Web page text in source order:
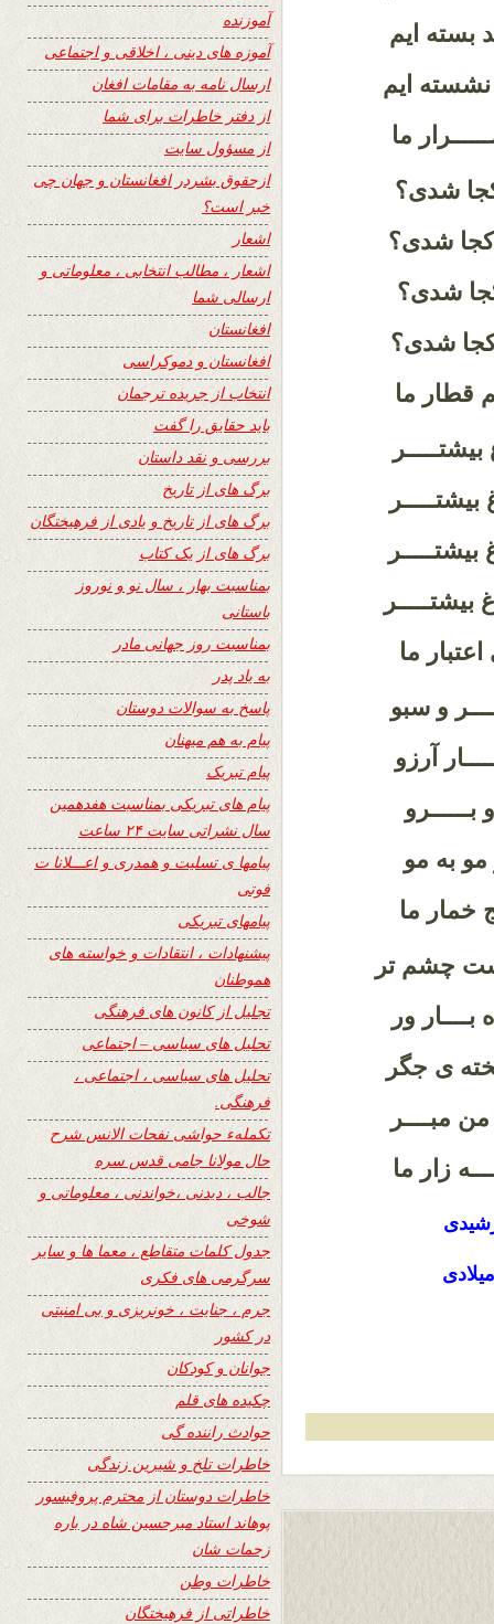
بسته ایم
نشسته ایم
ما
کجا شدی؟
کجا شدی؟
کجا شدی؟
کجا شدی؟
ما
اعتبار ما
و سبو
آرزو
مو به مو
خمار ما
چشم تر
ور
ی جگر
مبــــر
زار ما
آموزنده
آموزه های دینی ، اخلاقی و اجتماعی
ارسال نامه به مقامات افغان
از دفتر خاطرات برای شما
از مسؤول سایت
ازحقوق بشردر افغانستان و جهان چی
خبر است؟
اشعار
اشعار ، مطالب انتخابی ، معلوماتی و
ارسالی شما
افغانستان
افغانستان و دموکراسی
انتخاب از جریده ترجمان
باید حقایق را گفت
بررسی و نقد داستان
برگ های از تاریخ
برگ های از تاریخ و یادی از فرهیختگان
برگ های از یک کتاب
بمناسبت بهار ، سال نو و نوروز
باستانی
بمناسبت روز جهانی مادر
به یاد پدر
پاسخ به سوالات دوستان
پیام به هم میهنان
پیام تبریک
پیام های تبریکی بمناسبت هفدهمین
سال نشراتی سایت ۲۴ ساعت
پیامها ی تسلیت و همدری و اعـــلانا ت
فوتی
پیامهای تبریکی
پیشنهادات ، انتقادات و خواسته های
هموطنان
تجلیل از کانون های فرهنگی
تحلیل های سیاسی – اجتماعی
تحلیل های سیاسی ، اجتماعی ،
فرهنگی.
تکملهء حواشی نفحات الانس شرح
حال مولانا جامی قدس سره
جالب ، دیدنی ،خواندنی ، معلوماتی و
شوخی
جدول کلمات متقاطع ، معما ها و سایر
سرگرمی های فکری
جرم ، جنایت ، خونریزی و بی امنیتی
در کشور
جوانان و کودکان
چکیده های قلم
حوادث راننده گی
خاطرات تلخ و شیرین زندگی
خاطرات دوستان از محترم پروفیسور
پوهاند استاد میرحسین شاه در باره
زحمات شان
خاطرات وطن
خاطراتی از فرهیختگان